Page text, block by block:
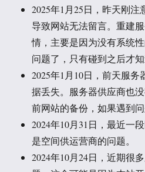
2025年1月25日，昨天刚注
导致网站无法留言。重建
情，主要是因为没有系统
问题了，只有碰到之后才知
2025年1月10日，前天服
据丢失。服务器供应商也
前网站的备份，如果遇到问
2024年10月31日，最近一
是空间供运营商的问题。
2024年10月24日，近期很